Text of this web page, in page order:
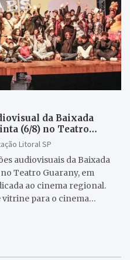
da Baixada
(6/8) no Teatro
Litoral SP
audiovisuais da Baixada
Teatro Guarany, em
ao cinema regional.
para o cinema…